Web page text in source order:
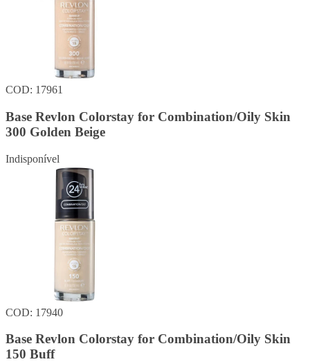
COD: 17961
Base Revlon Colorstay for Combination/Oily Skin
300 Golden Beige
Indisponível
COD: 17940
Base Revlon Colorstay for Combination/Oily Skin
150 Buff